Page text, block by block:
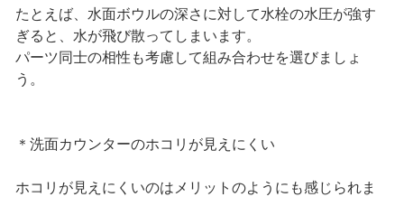
たとえば、水面ボウルの深さに対して水栓の水圧が強す
ぎると、水が飛び散ってしまいます。
パーツ同士の相性も考慮して組み合わせを選びましょ
う。
＊洗面カウンターのホコリが見えにくい
ホコリが見えにくいのはメリットのようにも感じられま